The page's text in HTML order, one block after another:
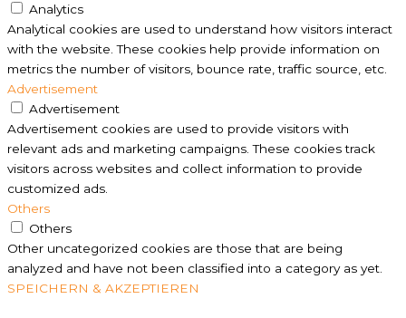
Analytics
Analytical cookies are used to understand how visitors interact
with the website. These cookies help provide information on
metrics the number of visitors, bounce rate, traffic source, etc.
Advertisement
Advertisement
Advertisement cookies are used to provide visitors with
relevant ads and marketing campaigns. These cookies track
visitors across websites and collect information to provide
customized ads.
Others
Others
Other uncategorized cookies are those that are being
analyzed and have not been classified into a category as yet.
SPEICHERN & AKZEPTIEREN